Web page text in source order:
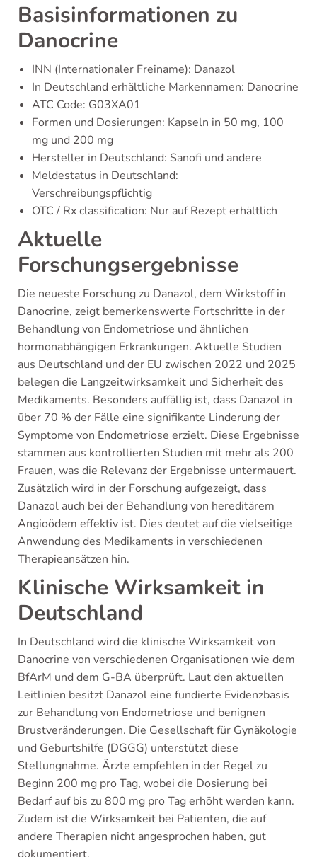
Basisinformationen zu
Danocrine
INN (Internationaler Freiname): Danazol
In Deutschland erhältliche Markennamen: Danocrine
ATC Code: G03XA01
Formen und Dosierungen: Kapseln in 50 mg, 100
mg und 200 mg
Hersteller in Deutschland: Sanofi und andere
Meldestatus in Deutschland:
Verschreibungspflichtig
OTC / Rx classification: Nur auf Rezept erhältlich
Aktuelle
Forschungsergebnisse
Die neueste Forschung zu Danazol, dem Wirkstoff in
Danocrine, zeigt bemerkenswerte Fortschritte in der
Behandlung von Endometriose und ähnlichen
hormonabhängigen Erkrankungen. Aktuelle Studien
aus Deutschland und der EU zwischen 2022 und 2025
belegen die Langzeitwirksamkeit und Sicherheit des
Medikaments. Besonders auffällig ist, dass Danazol in
über 70 % der Fälle eine signifikante Linderung der
Symptome von Endometriose erzielt. Diese Ergebnisse
stammen aus kontrollierten Studien mit mehr als 200
Frauen, was die Relevanz der Ergebnisse untermauert.
Zusätzlich wird in der Forschung aufgezeigt, dass
Danazol auch bei der Behandlung von hereditärem
Angioödem effektiv ist. Dies deutet auf die vielseitige
Anwendung des Medikaments in verschiedenen
Therapieansätzen hin.
Klinische Wirksamkeit in
Deutschland
In Deutschland wird die klinische Wirksamkeit von
Danocrine von verschiedenen Organisationen wie dem
BfArM und dem G-BA überprüft. Laut den aktuellen
Leitlinien besitzt Danazol eine fundierte Evidenzbasis
zur Behandlung von Endometriose und benignen
Brustveränderungen. Die Gesellschaft für Gynäkologie
und Geburtshilfe (DGGG) unterstützt diese
Stellungnahme. Ärzte empfehlen in der Regel zu
Beginn 200 mg pro Tag, wobei die Dosierung bei
Bedarf auf bis zu 800 mg pro Tag erhöht werden kann.
Zudem ist die Wirksamkeit bei Patienten, die auf
andere Therapien nicht angesprochen haben, gut